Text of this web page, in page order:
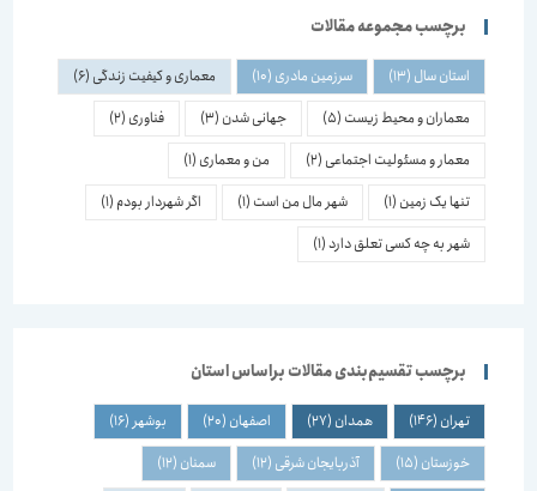
برچسب مجموعه مقالات
استان سال(13) سرزمین مادری(10) معماری و کیفیت زندگی(6)
معماران و محیط زیست(5) جهانی شدن(3) فناوری(2)
معمار و مسئولیت اجتماعی(2) من و معماری(1)
تنها یک زمین(1) شهر مال من است(1) اگر شهردار بودم(1)
شهر به چه کسی تعلق دارد(1)
برچسب تقسیم‌بندی مقالات براساس استان
تهران(146) همدان(27) اصفهان(20) بوشهر(16)
خوزستان(15) آذربایجان شرقی(12) سمنان(12)